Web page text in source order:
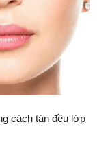
cách tán đều lớp